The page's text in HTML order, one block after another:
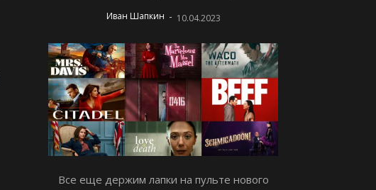
Иван Шапкин - 10.04.2023
Все еще держим лапки на пульте нового